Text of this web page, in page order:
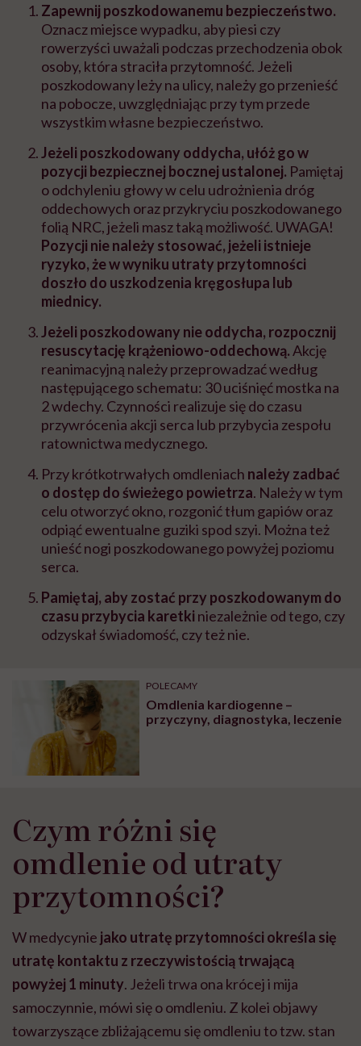
Zapewnij poszkodowanemu bezpieczeństwo.
Oznacz miejsce wypadku, aby piesi czy
rowerzyści uważali podczas przechodzenia obok
osoby, która straciła przytomność. Jeżeli
poszkodowany leży na ulicy, należy go przenieść
na pobocze, uwzględniając przy tym przede
wszystkim własne bezpieczeństwo.
Jeżeli poszkodowany oddycha, ułóż go w
pozycji bezpiecznej bocznej ustalonej. Pamiętaj
o odchyleniu głowy w celu udrożnienia dróg
oddechowych oraz przykryciu poszkodowanego
folią NRC, jeżeli masz taką możliwość. UWAGA!
Pozycji nie należy stosować, jeżeli istnieje
ryzyko, że w wyniku utraty przytomności
doszło do uszkodzenia kręgosłupa lub
miednicy.
Jeżeli poszkodowany nie oddycha, rozpocznij
resuscytację krążeniowo-oddechową.Akcję
reanimacyjną należy przeprowadzać według
następującego schematu: 30 uciśnięć mostka na
2 wdechy. Czynności realizuje się do czasu
przywrócenia akcji serca lub przybycia zespołu
ratownictwa medycznego.
Przy krótkotrwałych omdleniach należy zadbać
o dostęp do świeżego powietrza. Należy w tym
celu otworzyć okno, rozgonić tłum gapiów oraz
odpiąć ewentualne guziki spod szyi. Można też
unieść nogi poszkodowanego powyżej poziomu
serca.
Pamiętaj, aby zostać przy poszkodowanym do
czasu przybycia karetki niezależnie od tego, czy
odzyskał świadomość, czy też nie.
POLECAMY
Omdlenia kardiogenne –
przyczyny, diagnostyka, leczenie
Czym różni się
omdlenie od utraty
przytomności?
W medycynie jako utratę przytomności określa się
utratę kontaktu z rzeczywistością trwającą
powyżej 1 minuty. Jeżeli trwa ona krócej i mija
samoczynnie, mówi się o omdleniu. Z kolei objawy
towarzyszące zbliżającemu się omdleniu to tzw. stan